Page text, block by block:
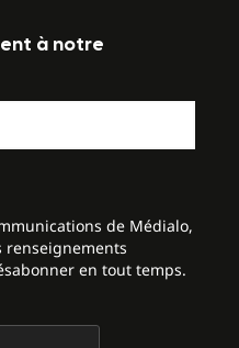
à notre
de Médialo,
renseignements
en tout temps.